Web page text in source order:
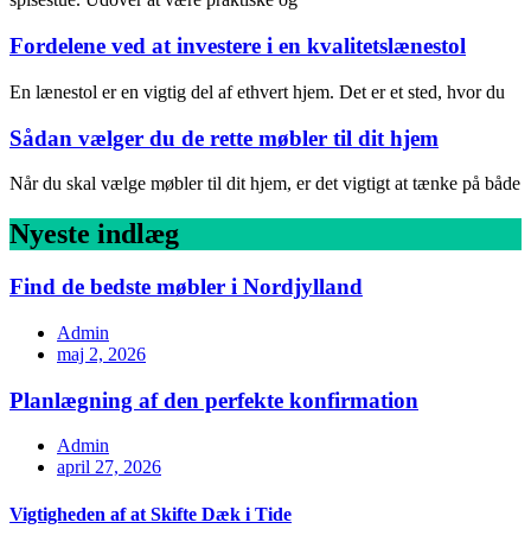
Fordelene ved at investere i en kvalitetslænestol
En lænestol er en vigtig del af ethvert hjem. Det er et sted, hvor du
Sådan vælger du de rette møbler til dit hjem
Når du skal vælge møbler til dit hjem, er det vigtigt at tænke på både
Nyeste indlæg
Find de bedste møbler i Nordjylland
Admin
maj 2, 2026
Planlægning af den perfekte konfirmation
Admin
april 27, 2026
Vigtigheden af at Skifte Dæk i Tide